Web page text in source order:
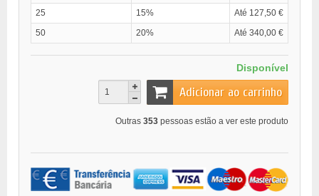
25
15%
Até 127,50 €
50
20% Até 340,00 €
Disponível
Adicionar ao carrinho
Outras 353 pessoas estão a ver este produto